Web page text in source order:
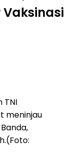
TNI
meninjau